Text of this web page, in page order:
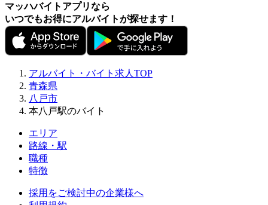
マッハバイトアプリなら
いつでもお得にアルバイトが探せます！
アルバイト・バイト求人TOP
青森県
八戸市
本八戸駅のバイト
エリア
路線・駅
職種
特徴
採用をご検討中の企業様へ